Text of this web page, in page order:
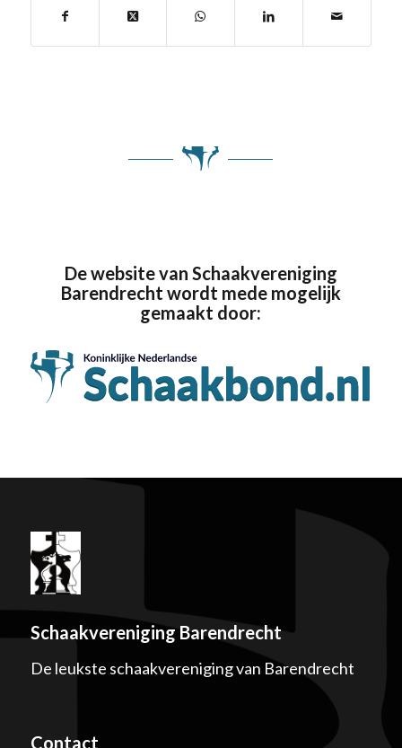
De website van Schaakvereniging
Barendrecht wordt mede mogelijk
gemaakt door:
Schaakvereniging Barendrecht
De leukste schaakvereniging van Barendrecht
Contact